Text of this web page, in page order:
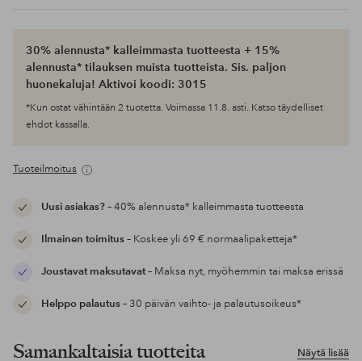
30% alennusta* kalleimmasta tuotteesta + 15%
alennusta* tilauksen muista tuotteista. Sis. paljon
huonekaluja! Aktivoi koodi: 3015
*Kun ostat vähintään 2 tuotetta. Voimassa 11.8. asti. Katso täydelliset
ehdot kassalla.
Tuoteilmoitus
Uusi asiakas?– 40% alennusta* kalleimmasta tuotteesta
Ilmainen toimitus– Koskee yli 69 € normaalipaketteja*
Joustavat maksutavat– Maksa nyt, myöhemmin tai maksa erissä
Helppo palautus– 30 päivän vaihto- ja palautusoikeus*
Näytä lisää
Samankaltaisia tuotteita